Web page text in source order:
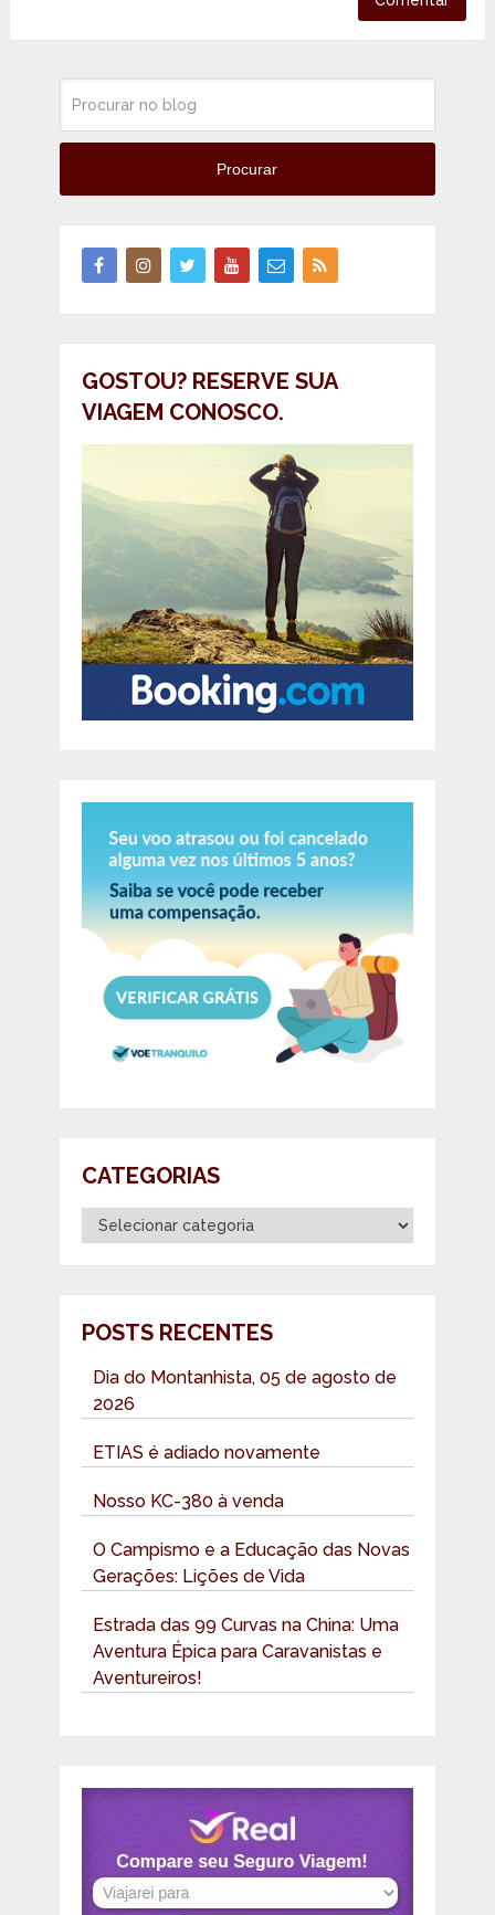
Procurar
GOSTOU? RESERVE SUA
VIAGEM CONOSCO.
CATEGORIAS
Categorias
POSTS RECENTES
Dia do Montanhista, 05 de agosto de
2026
ETIAS é adiado novamente
Nosso KC-380 à venda
O Campismo e a Educação das Novas
Gerações: Lições de Vida
Estrada das 99 Curvas na China: Uma
Aventura Épica para Caravanistas e
Aventureiros!